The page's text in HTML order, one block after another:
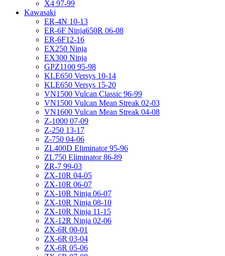
X4 97-99
Kawasaki
ER-4N 10-13
ER-6F Ninja650R 06-08
ER-6F12-16
EX250 Ninja
EX300 Ninja
GPZ1100 95-98
KLE650 Versys 10-14
KLE650 Versys 15-20
VN1500 Vulcan Classic 96-99
VN1500 Vulcan Mean Streak 02-03
VN1600 Vulcan Mean Streak 04-08
Z-1000 07-09
Z-250 13-17
Z-750 04-06
ZL400D Eliminator 95-96
ZL750 Eliminator 86-89
ZR-7 99-03
ZX-10R 04-05
ZX-10R 06-07
ZX-10R Ninja 06-07
ZX-10R Ninja 08-10
ZX-10R Ninja 11-15
ZX-12R Ninja 02-06
ZX-6R 00-01
ZX-6R 03-04
ZX-6R 05-06